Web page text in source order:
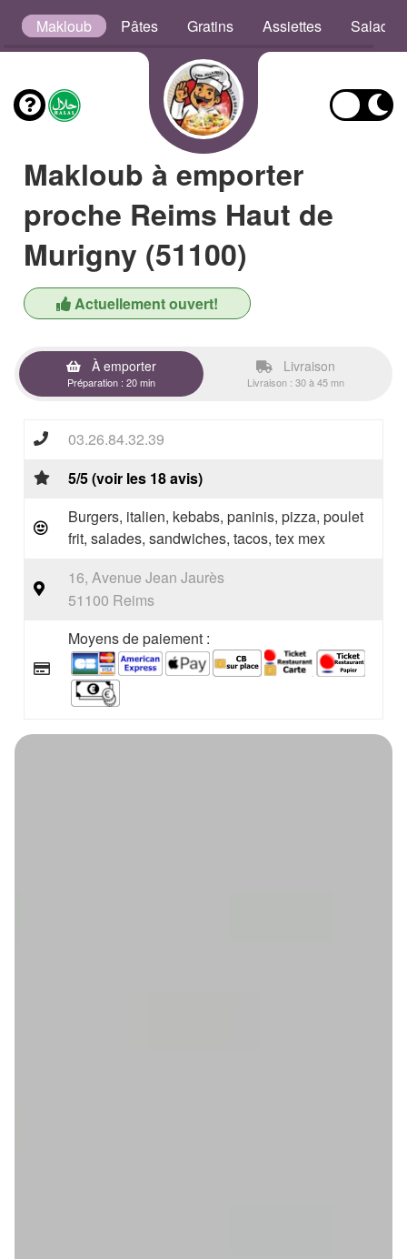
Makloub Pâtes Gratins Assiettes Salades
Makloub à emporter
proche Reims Haut de
Murigny (51100)
Actuellement ouvert!
À emporter
Préparation : 20 min
Livraison
Livraison : 30 à 45 mn
03.26.84.32.39
5/5 (voir les 18 avis)
Burgers, italien, kebabs, paninis, pizza, poulet
frit, salades, sandwiches, tacos, tex mex
16, Avenue Jean Jaurès
51100 Reims
Moyens de paiement :